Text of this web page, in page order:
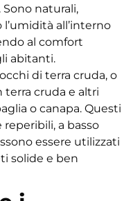
. Sono naturali,
all’interno
al comfort
abitanti.
di terra cruda, o
terra cruda e altri
o canapa. Questi
a basso
essere utilizzati
solide e ben